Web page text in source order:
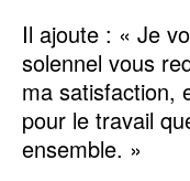
Il ajoute : « Je
solennel vous
ma satisfaction,
pour le travail
ensemble. »